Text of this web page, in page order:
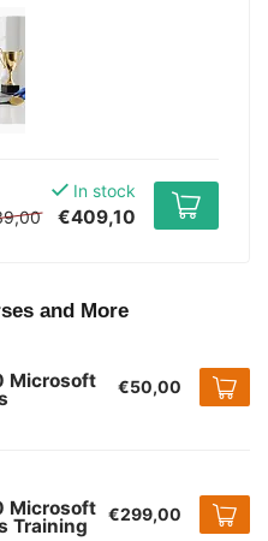
In stock
€409,10
and More
Microsoft €50,00
Microsoft
Training €299,00